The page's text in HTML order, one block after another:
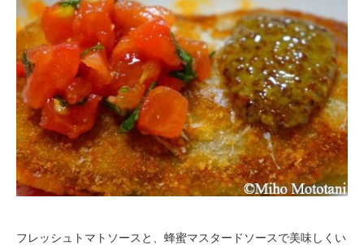
フレッシュトマトソースと、蜂蜜マスタードソースで美味しくい